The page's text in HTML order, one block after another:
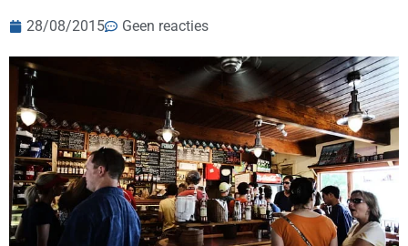
28/08/2015 Geen reacties